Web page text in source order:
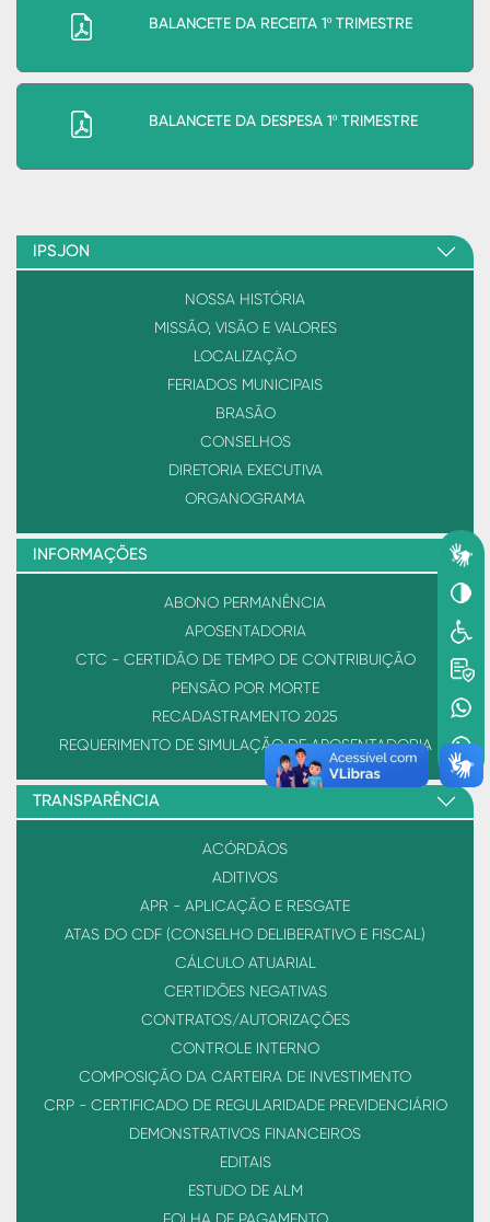
BALANCETE DA RECEITA 1º TRIMESTRE
BALANCETE DA DESPESA 1º TRIMESTRE
IPSJON
NOSSA HISTÓRIA
MISSÃO, VISÃO E VALORES
LOCALIZAÇÃO
FERIADOS MUNICIPAIS
BRASÃO
CONSELHOS
DIRETORIA EXECUTIVA
ORGANOGRAMA
INFORMAÇÕES
ABONO PERMANÊNCIA
APOSENTADORIA
CTC - CERTIDÃO DE TEMPO DE CONTRIBUIÇÃO
PENSÃO POR MORTE
RECADASTRAMENTO 2025
REQUERIMENTO DE SIMULAÇÃO DE APOSENTADORIA
TRANSPARÊNCIA
ACÓRDÃOS
ADITIVOS
APR - APLICAÇÃO E RESGATE
ATAS DO CDF (CONSELHO DELIBERATIVO E FISCAL)
CÁLCULO ATUARIAL
CERTIDÕES NEGATIVAS
CONTRATOS/AUTORIZAÇÕES
CONTROLE INTERNO
COMPOSIÇÃO DA CARTEIRA DE INVESTIMENTO
CRP - CERTIFICADO DE REGULARIDADE PREVIDENCIÁRIO
DEMONSTRATIVOS FINANCEIROS
EDITAIS
ESTUDO DE ALM